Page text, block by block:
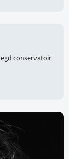
conservatoir